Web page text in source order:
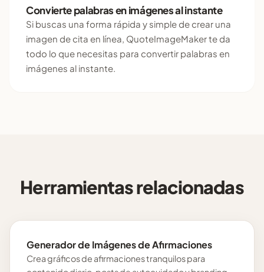
Convierte palabras en imágenes al instante
Si buscas una forma rápida y simple de crear una
imagen de cita en línea, QuoteImageMaker te da
todo lo que necesitas para convertir palabras en
imágenes al instante.
Herramientas relacionadas
Generador de Imágenes de Afirmaciones
Crea gráficos de afirmaciones tranquilos para